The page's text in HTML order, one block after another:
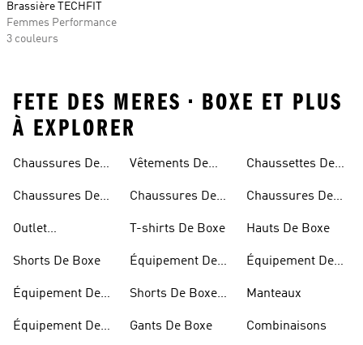
Brassière TECHFIT
Femmes Performance
3 couleurs
FETE DES MERES • BOXE ET PLUS
À EXPLORER
Chaussures De
Chaussures De
Femme
Outlet
Boxe
Shorts De Boxe
Équipement De
Femme
Équipement De
Personnalisable
Vêtements De
Chaussures De
Homme
T-shirts De Boxe
Équipement De
Shorts De Boxe
Gants De Boxe
Chaussettes De
Homme
Chaussures De
Hauts De Boxe
Équipement De
Homme
Manteaux
Combinaisons